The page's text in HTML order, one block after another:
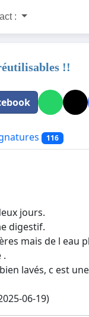
:
!!
116
jours.
digestif.
mais de l eau
.
lavés, c est
06-19)